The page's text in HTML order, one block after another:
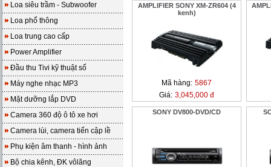
Loa siêu trầm - Subwoofer
Loa phổ thông
Loa trung cao cấp
Power Amplifier
Đầu thu Tivi kỹ thuật số
Máy nghe nhạc MP3
Mặt dưỡng lắp DVD
Camera 360 độ ô tô xe hơi
Camera lùi, camera tiến cập lề
Phụ kiện âm thanh - hình ảnh
Bộ chia kênh, ĐK vôlăng
AMPLIFIER SONY XM-ZR604 (4
kenh)
Mã hàng: 5867
Giá: 3,045,000 đ
SONY DV800-DVD/CD